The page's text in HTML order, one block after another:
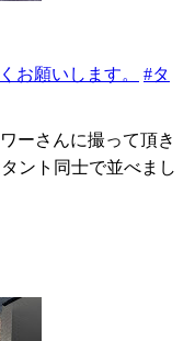
お願いします。
#タ
ーさんに撮って頂き
ント同士で並べまし